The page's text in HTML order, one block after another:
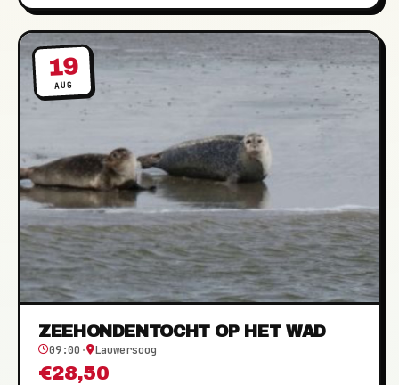
19
AUG
ZEEHONDENTOCHT OP HET WAD
09:00 · Lauwersoog
€28,50